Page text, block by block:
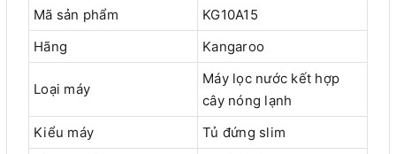
Mã sản phẩm
KG10A15
Hãng
Kangaroo
Loại máy
Máy lọc nước kết hợp
cây nóng lạnh
Kiểu máy
Tủ đứng slim